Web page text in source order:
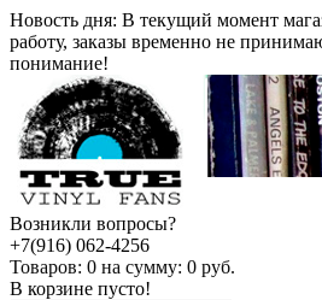
Новость дня: В текущий момент
работу, заказы временно не
понимание!
Возникли вопросы?
+7(916) 062-4256
Товаров: 0 на сумму: 0 руб.
В корзине пусто!